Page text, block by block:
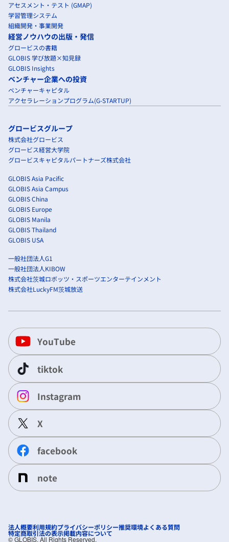
アセスメント・テスト (GMAP)
学習管理システム
組織開発・事業開発
経営ノウハウの出版・発信
グロービスの書籍
GLOBIS 学び放題×知見録
GLOBIS Insights
ベンチャー企業への投資
ベンチャーキャピタル
アクセラレーションプログラム(G-STARTUP)
グロービスグループ
株式会社グロービス
グロービス経営大学院
グロービスキャピタルパートナーズ株式会社
GLOBIS Asia Pacific
GLOBIS Asia Campus
GLOBIS China
GLOBIS Europe
GLOBIS Manila
GLOBIS Thailand
GLOBIS USA
一般社団法人G1
一般社団法人KIBOW
株式会社茨城ロボッツ・スポーツエンターテインメント
株式会社LuckyFM茨城放送
YouTube
tiktok
Instagram
X
facebook
note
法人概要利用規約プライバシーポリシー推奨環境よくある質問
特定商取引法の表示掲載内容について
©︎ GLOBIS. All Rights Reserved.